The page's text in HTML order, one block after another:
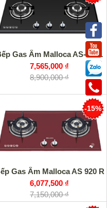
Gas Âm Malloca AS-920L
7,565,000 ₫
8,900,000 ₫
Gas Âm Malloca AS 920 R
6,077,500 ₫
7,150,000 ₫
-15%